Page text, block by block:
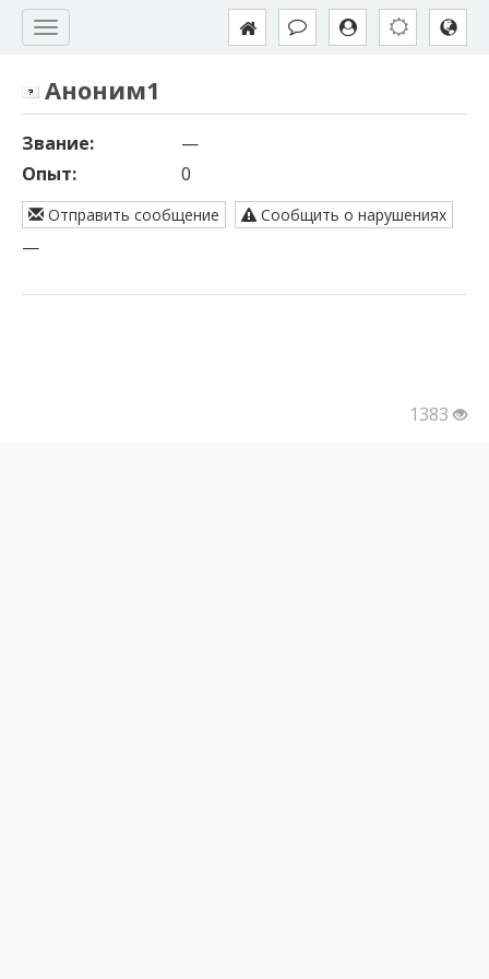
Аноним1
Звание:
—
Опыт:
0
Отправить сообщение Сообщить о нарушениях
—
1383